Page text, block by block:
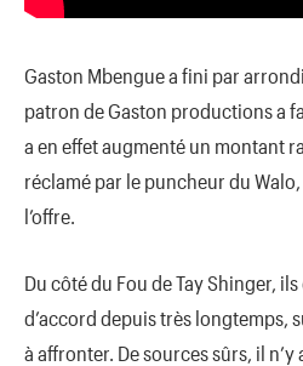
Gaston Mbengue a fini par
patron de Gaston productions a
a en effet augmenté un montant
réclamé par le puncheur du
l’offre.
Du côté du Fou de Tay Shinger,
d’accord depuis très longtemps,
à affronter. De sources sûrs, il